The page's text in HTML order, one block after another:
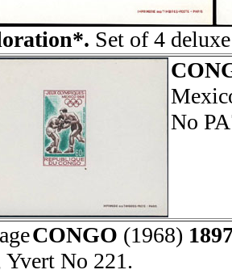
Set of 4
No
CONGO (1968)
Yvert No 221.